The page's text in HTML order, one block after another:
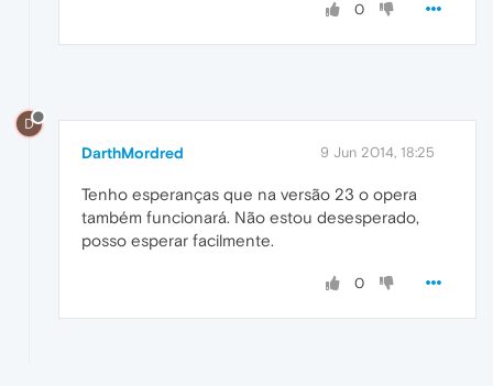
0
D
DarthMordred 9 Jun 2014, 18:25
Tenho esperanças que na versão 23 o opera
também funcionará. Não estou desesperado,
posso esperar facilmente.
0